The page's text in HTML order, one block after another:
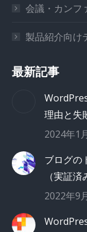
会議・カンフ
製品紹介向け
最新記事
理由と失
2024年1
ブログの
（実証
2022年9